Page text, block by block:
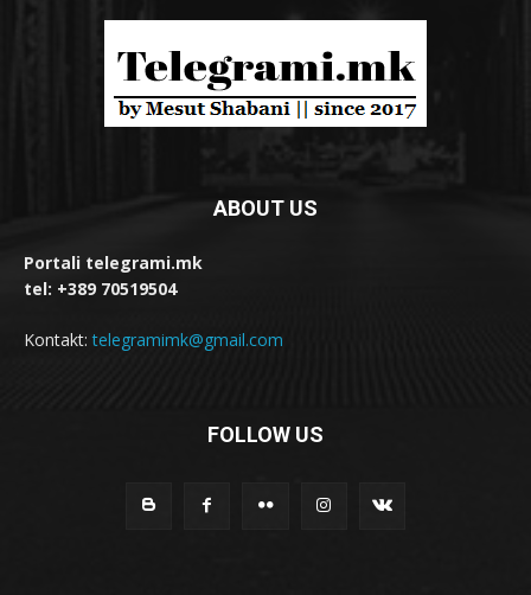
ABOUT US
Portali telegrami.mk
tel: +389 70519504
Kontakt:telegramimk@gmail.com
FOLLOW US